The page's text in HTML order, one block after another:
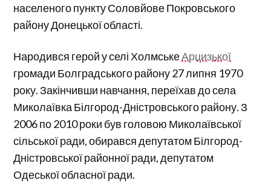
населеного пункту Соловйове Покровського
району Донецької області.
Народився герой у селі ХолмськеАрцизької
громади Болградського району 27 липня 1970
року. Закінчивши навчання, переїхав до села
Миколаївка Білгород-Дністровського району. З
2006 по 2010 роки був головою Миколаївської
сільської ради, обирався депутатом Білгород-
Дністровської районної ради, депутатом
Одеської обласної ради.